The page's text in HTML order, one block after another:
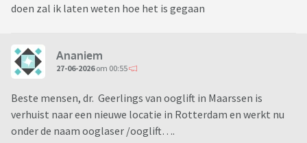
doen zal ik laten weten hoe het is gegaan
Ananiem
27-06-2026om 00:55
Beste mensen, dr. Geerlings van ooglift in Maarssen is
verhuist naar een nieuwe locatie in Rotterdam en werkt nu
onder de naam ooglaser /ooglift….